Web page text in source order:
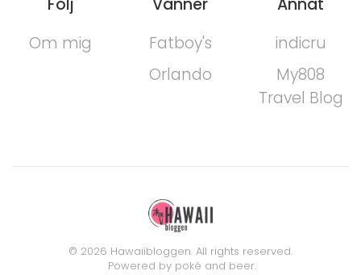
Följ
Om mig
Vänner
Fatboy's
Orlando
Annat
indicru
My808
Travel Blog
© 2026 Hawaiibloggen. All rights reserved.
Powered by poké and beer.